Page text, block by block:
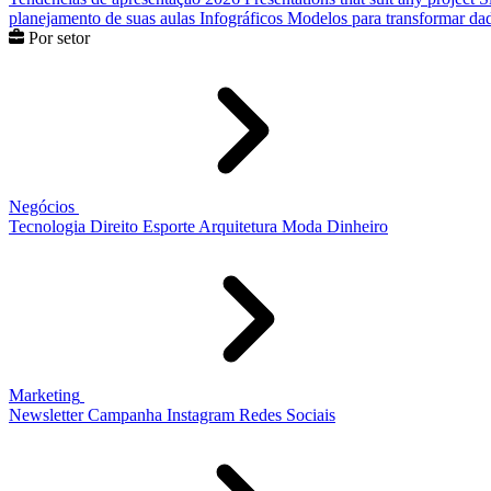
planejamento de suas aulas Infográficos Modelos para transformar
Por setor
Negócios
Tecnologia Direito Esporte Arquitetura Moda Dinheiro
Marketing
Newsletter Campanha Instagram Redes Sociais